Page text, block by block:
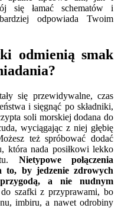
się łamać schematów i
odpowiada Twoim
odmienią smak
się przewidywalne, czas
i sięgnąć po składniki,
soli morskiej dodana do
wyciągając z niej głębię
też spróbować dodać
która nada posiłkowi lekko
Nietypowe połączenia
to, by jedzenie zdrowych
przygodą, a nie nudnym
szafki z przyprawami, bo
imbiru, a nawet odrobiny